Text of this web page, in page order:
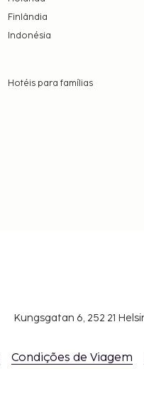
Finlândia
Indonésia
Hotéis para famílias
Kungsgatan 6, 252 21
Condições de Viagem